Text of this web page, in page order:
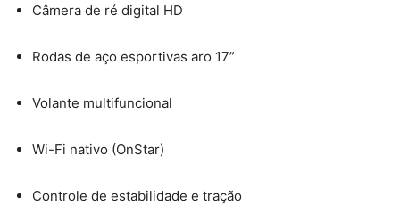
Câmera de ré digital HD
Rodas de aço esportivas aro 17”
Volante multifuncional
Wi-Fi nativo (OnStar)
Controle de estabilidade e tração